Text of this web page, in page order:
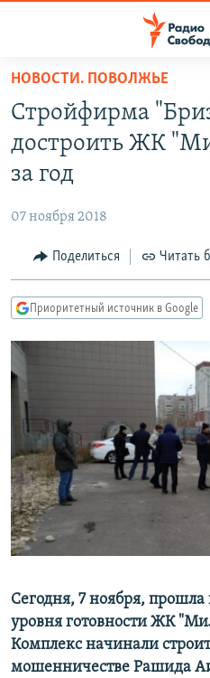
упрощенного
доступа
основному
Вернутся
Вернутся
поиску
ПРОГРАММЫ
ПОДКАСТЫ
АВТОРСКИЕ ПРОЕКТЫ
МНЕНИЯ
КУЛЬТУРА
КАВКАЗ.РЕАЛИИ
СЕВЕР.РЕАЛИИ
СИБИРЬ.РЕАЛИИ
РАСПИСАНИЕ ВЕЩАНИЯ
ПОДПИШИТЕСЬ НА
СОЦИАЛЬНЫЕ СЕТИ
Все сайты РСЕ/РС
НОВОСТИ. ПОВОЛЖЬЕ
Стройфирма
достроить ЖК
за год
07 ноября 2018
Поделиться Читать
Приоритетный источник в Google
Сегодня, 7 ноября,
уровня готовности ЖК
Комплекс начинали
мошенничестве Рашида